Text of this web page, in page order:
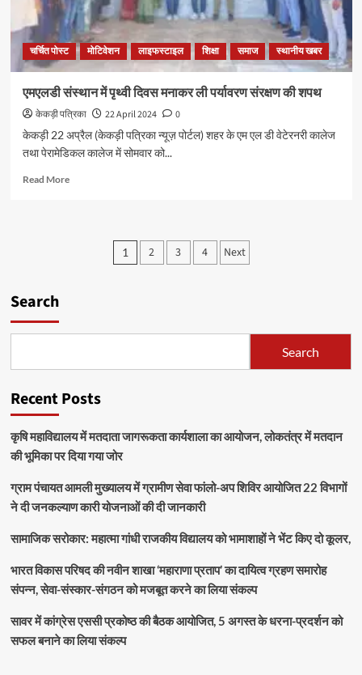
चर्चित पोस्ट मोटिवेशन लाइफस्टाइल शिक्षा समाज स्थानीय खबर
एमएलडी संस्थान में पृथ्वी दिवस मनाकर ली पर्यावरण संरक्षण की शपथ
केकड़ी पत्रिका 22 April 2024
0
केकड़ी 22 अप्रैल (केकड़ी पत्रिका न्यूज़ पोर्टल) शहर के एम एल डी वेटेरनरी कालेज
तथा पेरामेडिकल कालेज में सोमवार को...
Read More
1 2 3 4 Next
Search
Search
Recent Posts
कृषि महाविद्यालय में मतदाता जागरूकता कार्यशाला का आयोजन, लोकतंत्र में मतदान
की भूमिका पर दिया गया जोर
ग्राम पंचायत आमली मुख्यालय में ग्रामीण सेवा फांलो-अप शिविर आयोजित 22 विभागों
ने दी जनकल्याण कारी योजनाओं की दी जानकारी
सामाजिक सरोकार: महात्मा गांधी राजकीय विद्यालय को भामाशाहों ने भेंट किए दो कूलर,
भारत विकास परिषद की नवीन शाखा ‘महाराणा प्रताप’ का दायित्व ग्रहण समारोह
संपन्न, सेवा-संस्कार-संगठन को मजबूत करने का लिया संकल्प
सावर में कांग्रेस एससी प्रकोष्ठ की बैठक आयोजित, 5 अगस्त के धरना-प्रदर्शन को
सफल बनाने का लिया संकल्प